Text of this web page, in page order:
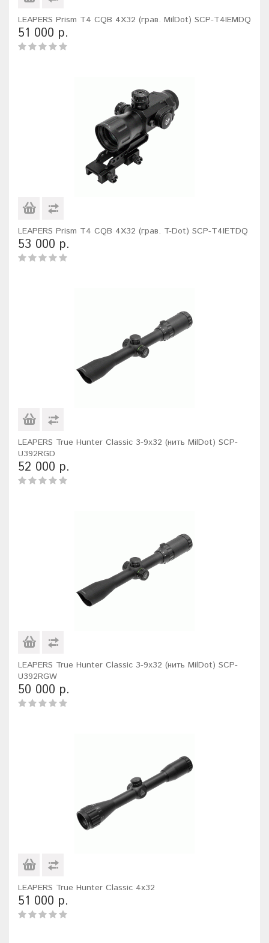
LEAPERS Prism T4 CQB 4X32 (грав. MilDot) SCP-T4IEMDQ
51 000 р.
LEAPERS Prism T4 CQB 4X32 (грав. T-Dot) SCP-T4IETDQ
53 000 р.
LEAPERS True Hunter Classic 3-9x32 (нить MilDot) SCP-
U392RGD
52 000 р.
LEAPERS True Hunter Classic 3-9x32 (нить MilDot) SCP-
U392RGW
50 000 р.
LEAPERS True Hunter Classic 4x32
51 000 р.